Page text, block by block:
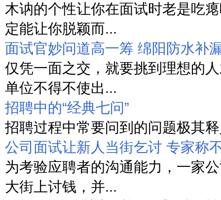
木讷的个性让你在面试时老是吃
定能让你脱颖而...
面试官妙问道高一筹 绵阳防水补
仅凭一面之交，就要挑到理想的
单位不得不使出...
招聘中的“经典七问”
招聘过程中常要问到的问题极其
公司面试让新人当街乞讨 专家称
为考验应聘者的沟通能力，一家
大街上讨钱，并...